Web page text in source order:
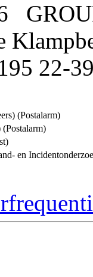
22-
(Postalarm)
en